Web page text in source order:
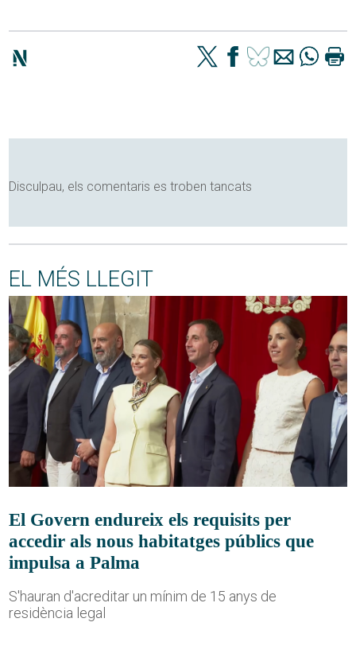
Disculpau, els comentaris es troben tancats
EL MÉS LLEGIT
El Govern endureix els requisits per
accedir als nous habitatges públics que
impulsa a Palma
S'hauran d'acreditar un mínim de 15 anys de
residència legal